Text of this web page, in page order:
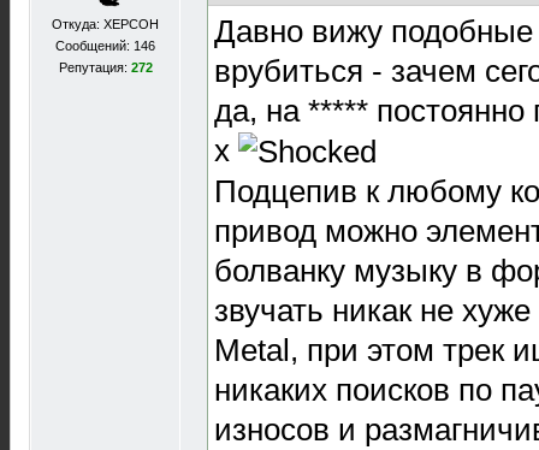
Откуда: XEРСОН
Сообщений: 146
Репутация: 272
Давно вижу
врубиться - зачем
да, на ***** постоянно
х
Подцепив к любому
привод можно
болванку музыку в
звучать никак не
Metal, при этом трек
никаких поисков по
износов и